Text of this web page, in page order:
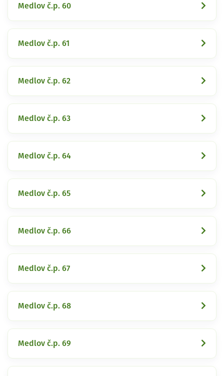
Medlov č.p. 60
Medlov č.p. 61
Medlov č.p. 62
Medlov č.p. 63
Medlov č.p. 64
Medlov č.p. 65
Medlov č.p. 66
Medlov č.p. 67
Medlov č.p. 68
Medlov č.p. 69